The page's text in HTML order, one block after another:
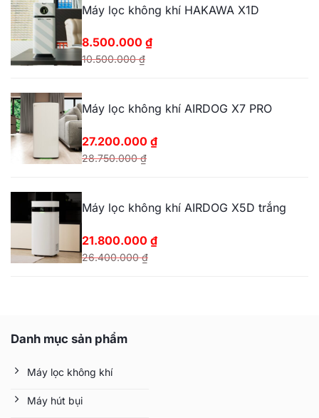
là:
tại
25.200.000 ₫.
Máy lọc không khí HAKAWA X1D
10.500.000₫
gốc
là:
10.500.000 ₫.
8.500.000 ₫
hiện
tại
là:
8.500.000 ₫.
Máy lọc không khí AIRDOG X7 PRO
28.750.000₫
gốc
là:
28.750.000 ₫.
27.200.000 ₫
hiện
tại
là:
27.200.000 ₫.
Máy lọc không khí AIRDOG X5D trắng
26.400.000₫
21.800.000 ₫
21.800.000 ₫.
Danh mục sản phẩm
Máy lọc không khí
Máy hút bụi